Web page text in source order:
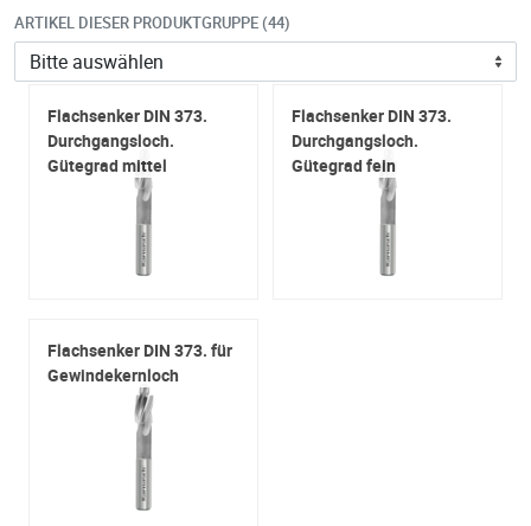
ARTIKEL DIESER PRODUKTGRUPPE (44)
Flachsenker DIN 373.
Durchgangsloch.
Gütegrad mittel
Flachsenker DIN 373.
Durchgangsloch.
Gütegrad fein
Flachsenker DIN 373. für
Gewindekernloch